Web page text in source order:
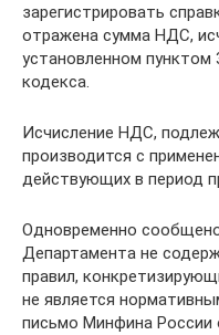
зарегистрировать
отражена сумма НДС,
установленном пунктом
кодекса.
Исчисление НДС,
производится с
действующих в период
Одновременно
Департамента не
правил,
не является
письмо Минфина России